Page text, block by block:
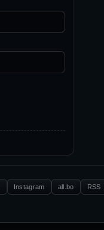
Instagram all.bo
RSS